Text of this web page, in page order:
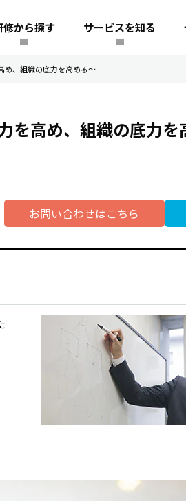
修から探す サービスを知る
め、組織の底力を高める～
を高め、組織の底力を
お問い合わせはこちら